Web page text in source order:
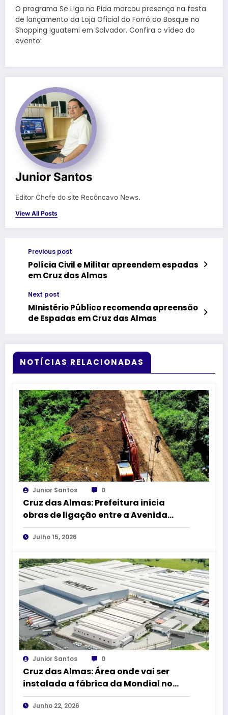
O programa Se Liga no Pida marcou presença na festa
de lançamento da Loja Oficial do Forró do Bosque no
Shopping Iguatemi em Salvador. Confira o vídeo do
evento:
Junior Santos
Editor Chefe do site Recôncavo News.
View All Posts
Previous post
Polícia Civil e Militar apreendem espadas
em Cruz das Almas
Next post
MInistério Público recomenda apreensão
de Espadas em Cruz das Almas
NOTÍCIAS RELACIONADAS
Junior Santos 0
Cruz das Almas: Prefeitura inicia
obras de ligação entre a Avenida
Amado Queiroz e a BR-101
Julho 15, 2026
Junior Santos 0
Cruz das Almas: Área onde vai ser
instalada a fábrica da Mondial no
DICA II vai receber 1,5 km de
pavimentação asfáltica
Junho 22, 2026